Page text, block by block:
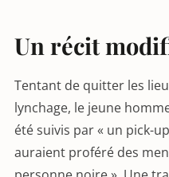
Un récit
Tentant de quitter les
lynchage, le jeune
été suivis par « un pick-
auraient proféré des